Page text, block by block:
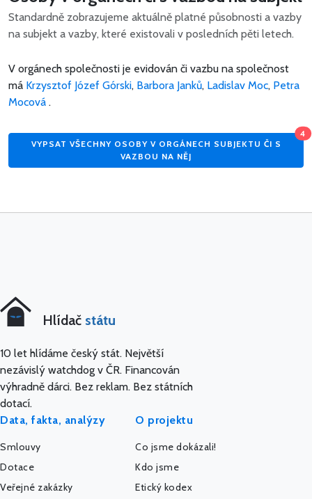
Standardně zobrazujeme aktuálně platné působnosti a vazby
na subjekt a vazby, které existovali v posledních pěti letech.
V orgánech společnosti je evidován či vazbu na společnost
má Krzysztof Józef Górski, Barbora Janků, Ladislav Moc, Petra
Mocová .
VYPSAT VŠECHNY OSOBY V ORGÁNECH SUBJEKTU ČI S
VAZBOU NA NĚJ
4
Hlídač státu
10 let hlídáme český stát. Největší
nezávislý watchdog v ČR. Financován
výhradně dárci. Bez reklam. Bez státních
dotací.
Data, fakta, analýzy
Smlouvy
Dotace
Veřejné zakázky
O projektu
Co jsme dokázali!
Kdo jsme
Etický kodex